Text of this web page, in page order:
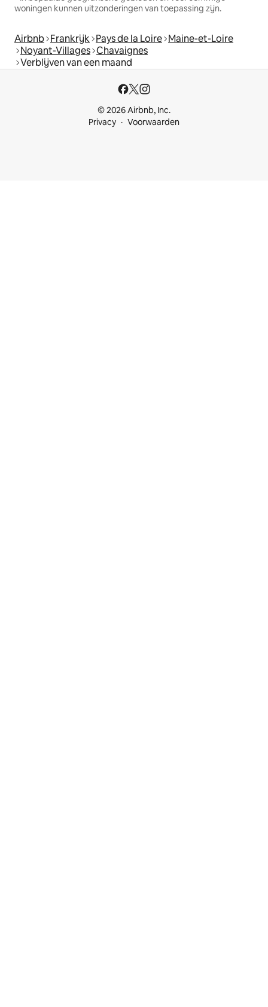
woningen kunnen uitzonderingen van toepassing zijn.
Airbnb Frankrijk Pays de la Loire Maine-et-Loire
Noyant-Villages Chavaignes
Verblijven van een maand
© 2026 Airbnb, Inc.
Privacy
Voorwaarden